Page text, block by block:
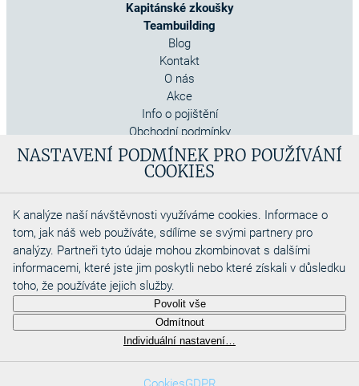
NASTAVENÍ PODMÍNEK PRO POUŽÍVÁNÍ
COOKIES
K analýze naší návštěvnosti využíváme cookies. Informace o
tom, jak náš web používáte, sdílíme se svými partnery pro
analýzy. Partneři tyto údaje mohou zkombinovat s dalšími
informacemi, které jste jim poskytli nebo které získali v důsledku
toho, že používáte jejich služby.
Povolit vše
Odmítnout
Individuální nastavení…
Kapitánské zkoušky
Teambuilding
Blog
Kontakt
O nás
Akce
Info o pojištění
Obchodní podmínky
Cookies
Copyright 2026
Aquadino s.r.o
Webdesigned by